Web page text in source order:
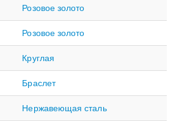
Розовое золото
Розовое золото
Круглая
Браслет
Нержавеющая сталь